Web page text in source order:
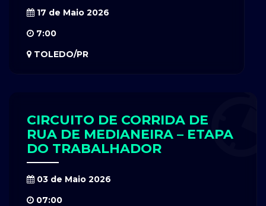
17 de Maio 2026
7:00
TOLEDO/PR
CIRCUITO DE CORRIDA DE
RUA DE MEDIANEIRA – ETAPA
DO TRABALHADOR
03 de Maio 2026
07:00